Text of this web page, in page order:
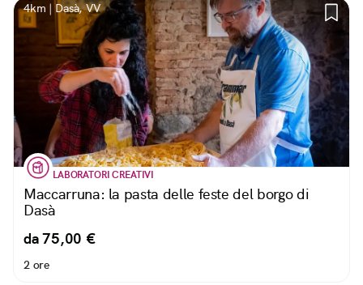
4km | Dasà, VV
LABORATORI CREATIVI
Maccarruna: la pasta delle feste del borgo di
Dasà
da 75,00 €
2 ore